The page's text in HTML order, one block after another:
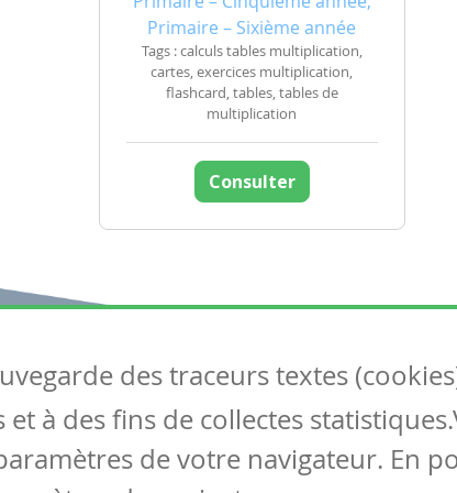
Primaire – Sixième année
Tags : calculs tables multiplication,
cartes, exercices multiplication,
flashcard, tables, tables de
multiplication
Consulter
Articles
Tous les articles
Articles DYS
des traceurs textes
à des fins de collectes
de votre navigateur. En